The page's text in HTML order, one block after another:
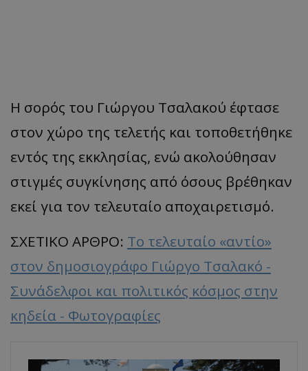
Η σορός του Γιώργου Τσαλακού έφτασε
στον χώρο της τελετής και τοποθετήθηκε
εντός της εκκλησίας, ενώ ακολούθησαν
στιγμές συγκίνησης από όσους βρέθηκαν
εκεί για τον τελευταίο αποχαιρετισμό.
ΣΧΕΤΙΚΟ ΑΡΘΡΟ: Το τελευταίο «αντίο»
στον δημοσιογράφο Γιώργο Τσαλακό -
Συνάδελφοι και πολιτικός κόσμος στην
κηδεία - Φωτογραφίες